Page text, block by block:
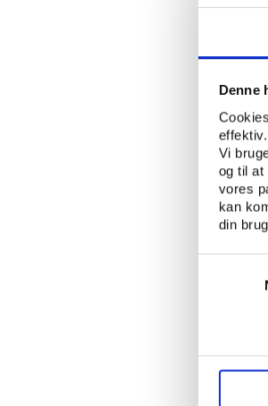
Denne
effektiv.
Vi
og til at
vores
kan
din
de